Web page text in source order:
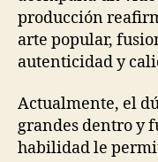
producción
arte popular,
autenticidad y
Actualmente, el
grandes dentro y
habilidad le